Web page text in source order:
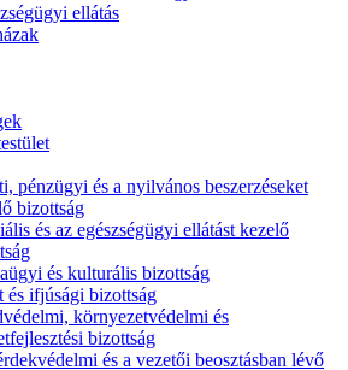
ellátás
pénzügyi és a nyilvános beszerzéseket
bizottság
és az egészségügyi ellátást kezelő
és kulturális bizottság
és ifjúsági bizottság
környezetvédelmi és
bizottság
és a vezetői beosztásban lévő